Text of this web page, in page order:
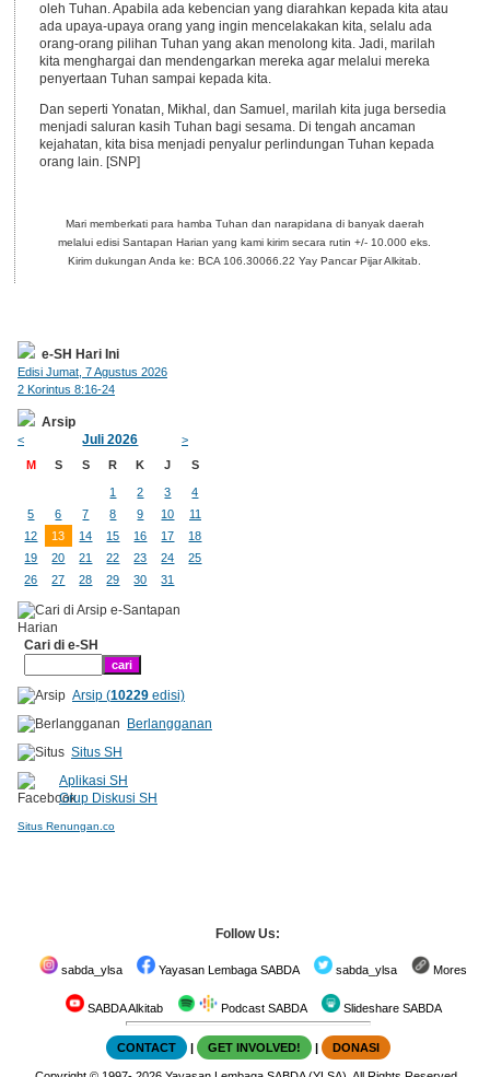
oleh Tuhan. Apabila ada kebencian yang diarahkan kepada kita atau
ada upaya-upaya orang yang ingin mencelakakan kita, selalu ada
orang-orang pilihan Tuhan yang akan menolong kita. Jadi, marilah
kita menghargai dan mendengarkan mereka agar melalui mereka
penyertaan Tuhan sampai kepada kita.
Dan seperti Yonatan, Mikhal, dan Samuel, marilah kita juga bersedia
menjadi saluran kasih Tuhan bagi sesama. Di tengah ancaman
kejahatan, kita bisa menjadi penyalur perlindungan Tuhan kepada
orang lain. [SNP]
Mari memberkati para hamba Tuhan dan narapidana di banyak daerah
melalui edisi Santapan Harian yang kami kirim secara rutin +/- 10.000 eks.
Kirim dukungan Anda ke: BCA 106.30066.22 Yay Pancar Pijar Alkitab.
e-SH Hari Ini
Edisi Jumat, 7 Agustus 2026
2 Korintus 8:16-24
Arsip
< Juli 2026
>
M
S S R K J S
1 2 3
4
5
6 7 8 9 10
11
12
13 14 15 16 17
18
19
20 21 22 23 24
25
26
27 28 29 30 31
Cari di e-SH
Arsip (10229edisi)
Berlangganan
Situs SH
Aplikasi SH
Grup Diskusi SH
Situs Renungan.co
Follow Us:
sabda_ylsa Yayasan Lembaga SABDA sabda_ylsa Mores
SABDA Alkitab Podcast SABDA Slideshare SABDA
CONTACT | GET INVOLVED! | DONASI